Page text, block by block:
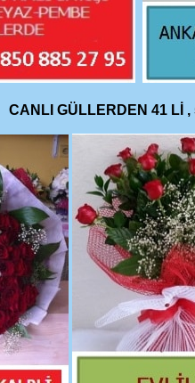
CANLI GÜLLERDEN 41 Lİ ,